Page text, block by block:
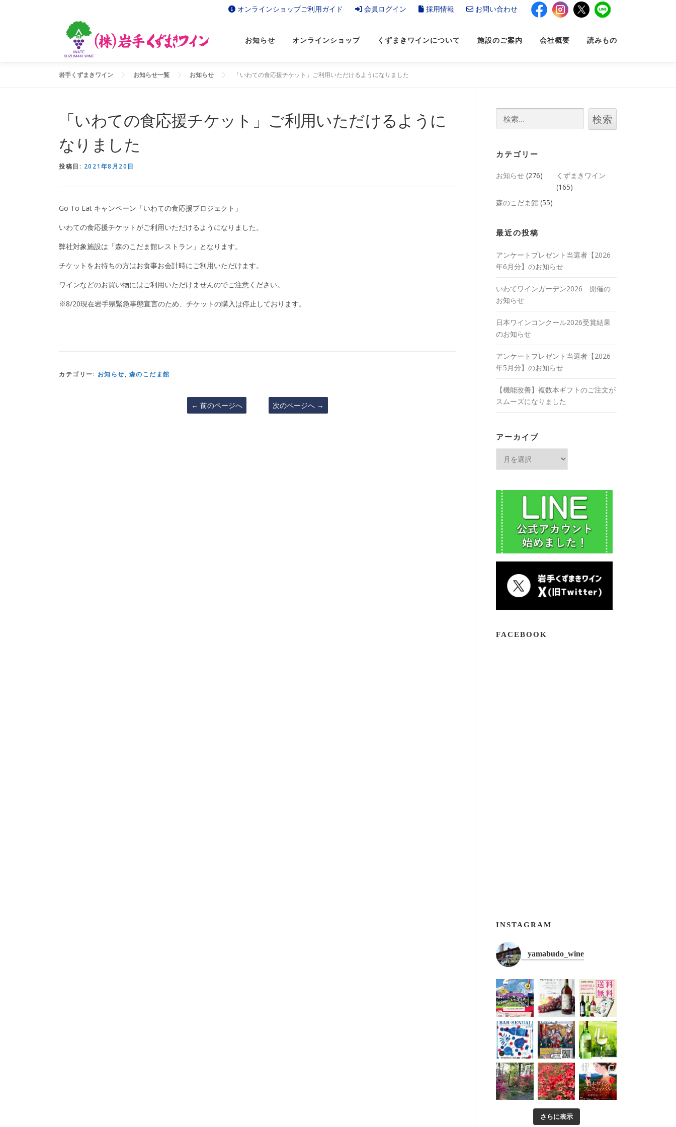
へ
オンラインショップご利用ガイド 会員ログイン 採用情報 お問い合わせ
お知らせ オンラインショップ くずまきワインについて 施設のご案内 会社概要 読みもの
岩手くずまきワイン お知らせ一覧 お知らせ 「いわての食応援チケット」ご利用いただけるようになりました
「いわての食応援チケット」ご利用いただけるように
なりました
投稿日: 2021年8月20日
Go To Eat キャンペーン「いわての食応援プロジェクト」
いわての食応援チケットがご利用いただけるようになりました。
弊社対象施設は「森のこだま館レストラン」となります。
チケットをお持ちの方はお食事お会計時にご利用いただけます。
ワインなどのお買い物にはご利用いただけませんのでご注意ください。
※8/20現在岩手県緊急事態宣言のため、チケットの購入は停止しております。
カテゴリー: お知らせ, 森のこだま館
← 前のページへ 次のページへ →
カテゴリー
お知らせ (276)
くずまきワイン
(165)
森のこだま館 (55)
最近の投稿
アンケートプレゼント当選者【2026
年6月分】のお知らせ
いわてワインガーデン2026 開催の
お知らせ
日本ワインコンクール2026受賞結果
のお知らせ
アンケートプレゼント当選者【2026
年5月分】のお知らせ
【機能改善】複数本ギフトのご注文が
スムーズになりました
アーカイブ
イ
ブ
FACEBOOK
INSTAGRAM
yamabudo_wine
さらに表示